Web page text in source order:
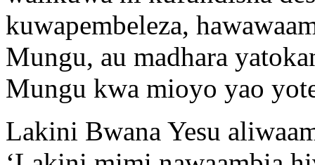
kuwapembeleza,
Mungu, au madhara
Mungu kwa mioyo yao
Lakini Bwana Yesu